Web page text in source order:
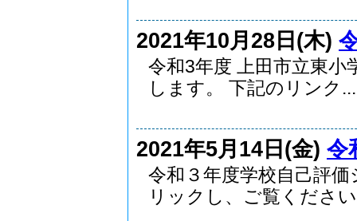
2021年10月28日(木)
令和3年度 上田市立東小
します。 下記のリンク...
2021年5月14日(金) 令
令和３年度学校自己評
リックし、ご覧くださ